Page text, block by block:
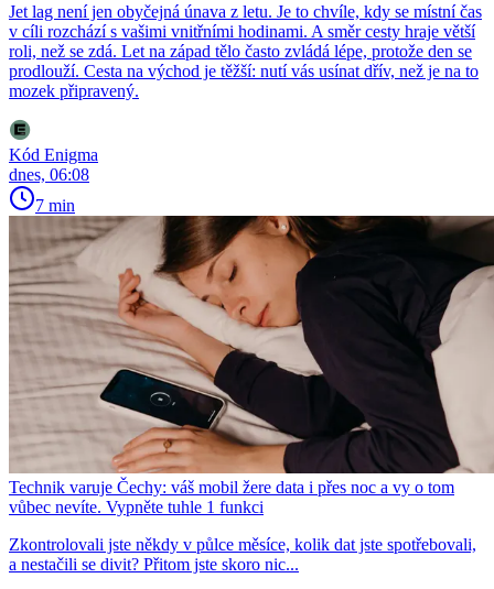
Jet lag není jen obyčejná únava z letu. Je to chvíle, kdy se místní čas
v cíli rozchází s vašimi vnitřními hodinami. A směr cesty hraje větší
roli, než se zdá. Let na západ tělo často zvládá lépe, protože den se
prodlouží. Cesta na východ je těžší: nutí vás usínat dřív, než je na to
mozek připravený.
Kód Enigma
dnes, 06:08
7 min
Technik varuje Čechy: váš mobil žere data i přes noc a vy o tom
vůbec nevíte. Vypněte tuhle 1 funkci
Zkontrolovali jste někdy v půlce měsíce, kolik dat jste spotřebovali,
a nestačili se divit? Přitom jste skoro nic...